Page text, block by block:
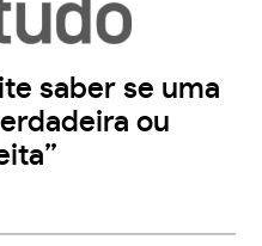
saber se uma
ou